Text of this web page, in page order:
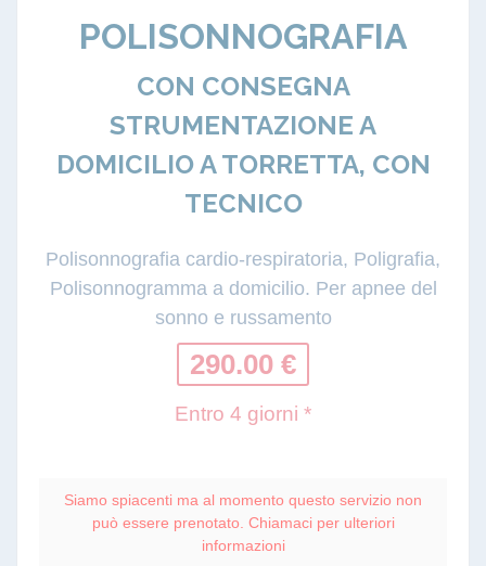
POLISONNOGRAFIA
CON CONSEGNA
STRUMENTAZIONE A
DOMICILIO A TORRETTA, CON
TECNICO
Polisonnografia cardio-respiratoria, Poligrafia,
Polisonnogramma a domicilio. Per apnee del
sonno e russamento
290.00 €
Entro 4 giorni *
Siamo spiacenti ma al momento questo servizio non
può essere prenotato. Chiamaci per ulteriori
informazioni